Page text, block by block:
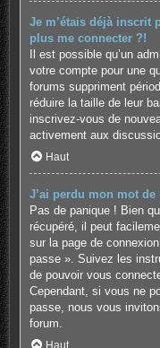
Je m’étais déjà inscrit
plus me connecter ?!
Il est possible qu’un
votre compte pour une
forums suppriment
réduire la taille de leur
inscrivez-vous de
activement aux
Haut
J’ai perdu mon mot de
Pas de panique ! Bien
récupéré, il peut
sur la page de
passe ». Suivez les
de pouvoir vous
Cependant, si vous ne
passe, nous vous
forum.
Haut